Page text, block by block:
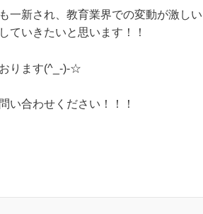
一新され、教育業界での変動が激しい
ていきたいと思います！！
ります(^_-)-☆
い合わせください！！！